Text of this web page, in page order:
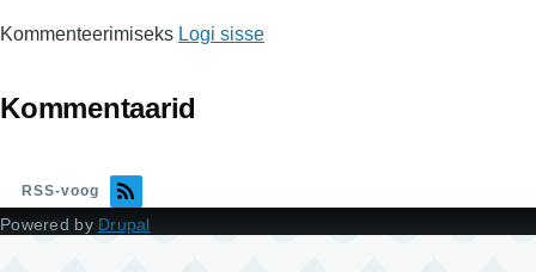
Kommenteerimiseks Logi sisse
Kommentaarid
RSS-voog
Powered by Drupal